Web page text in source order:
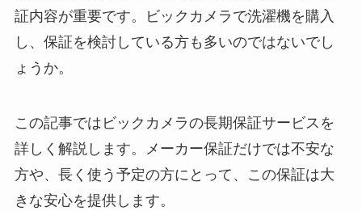
証内容が重要です。ビックカメラで洗濯機を購入
し、保証を検討している方も多いのではないでし
ょうか。
この記事ではビックカメラの長期保証サービスを
詳しく解説します。メーカー保証だけでは不安な
方や、長く使う予定の方にとって、この保証は大
きな安心を提供します。